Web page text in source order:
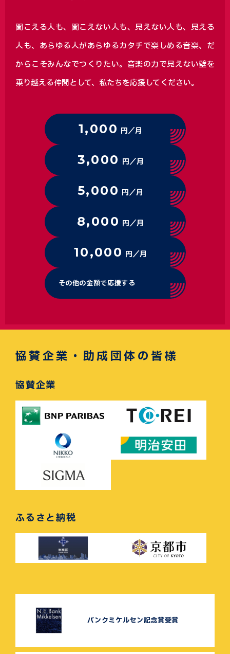
聞こえる人も、聞こえない人も、見えない人も、見える
人も、あらゆる人があらゆるカタチで楽しめる音楽、 だ
からこそみんなでつくりたい。音楽の力で見えない壁を
乗り越える仲間として、私たちを応援してください。
1,000 円／月
3,000 円／月
5,000 円／月
8,000 円／月
10,000 円／月
その他の金額で応援する
協賛企業・助成団体の皆様
協賛企業
ふるさと納税
バンクミケルセン記念賞受賞